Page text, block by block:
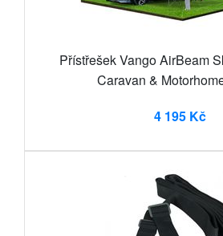
Přístřešek Vango AirBeam
Caravan &
4 195 Kč